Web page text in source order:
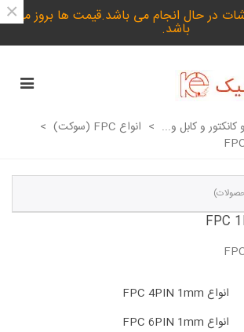
در حال انجام می باشد.قیمت ها بروز می
باشد.
×
و کابل و... > انواع FPC (سوکت)
>
ادامه مطلب انواع FPC 4PIN 1mm
انواع FPC 6PIN 1mm